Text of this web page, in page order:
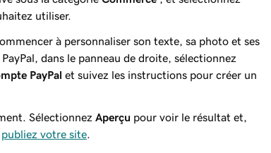
utiliser.
à personnaliser son texte, sa photo et ses
dans le panneau de droite, sélectionnez
PayPal et suivez les instructions pour créer un
Sélectionnez Aperçu pour voir le résultat et,
publiez votre site